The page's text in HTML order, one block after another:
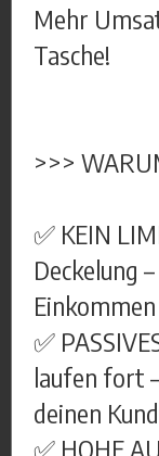
Mehr
Tasche!
>>>
✅ KEIN
Deckelung
✅
laufen fort
deinen
✅ HOHE